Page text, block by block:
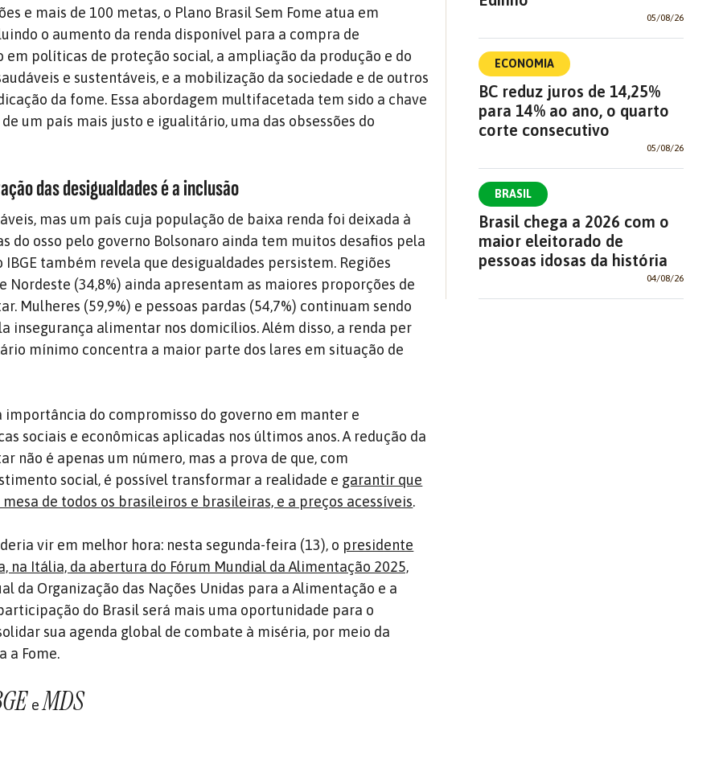
e mais de 100 metas, o Plano Brasil Sem Fome atua em
o aumento da renda disponível para a compra de
em políticas de proteção social, a ampliação da produção e do
e sustentáveis, e a mobilização da sociedade e de outros
da fome. Essa abordagem multifacetada tem sido a chave
um país mais justo e igualitário, uma das obsessões do
das desigualdades é a inclusão
mas um país cuja população de baixa renda foi deixada à
do osso pelo governo Bolsonaro ainda tem muitos desafios pela
IBGE também revela que desigualdades persistem. Regiões
Nordeste (34,8%) ainda apresentam as maiores proporções de
Mulheres (59,9%) e pessoas pardas (54,7%) continuam sendo
insegurança alimentar nos domicílios. Além disso, a renda per
mínimo concentra a maior parte dos lares em situação de
importância do compromisso do governo em manter e
sociais e econômicas aplicadas nos últimos anos. A redução da
não é apenas um número, mas a prova de que, com
social, é possível transformar a realidade e garantir que
de todos os brasileiros e brasileiras, e a preços acessíveis.
vir em melhor hora: nesta segunda-feira (13), o presidente
na Itália, da abertura do Fórum Mundial da Alimentação 2025,
da Organização das Nações Unidas para a Alimentação e a
do Brasil será mais uma oportunidade para o
sua agenda global de combate à miséria, por meio da
a Fome.
eMDS
05/08/26
ECONOMIA
BC reduz juros de 14,25%
para 14% ao ano, o quarto
corte consecutivo
05/08/26
BRASIL
Brasil chega a 2026 com o
maior eleitorado de
pessoas idosas da história
04/08/26